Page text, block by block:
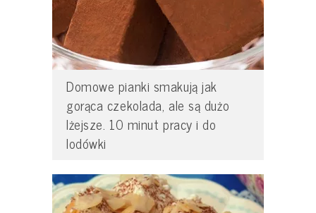
Domowe pianki smakują jak
gorąca czekolada, ale są dużo
lżejsze. 10 minut pracy i do
lodówki